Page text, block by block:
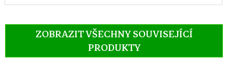
ZOBRAZIT VŠECHNY SOUVISEJÍCÍ
PRODUKTY